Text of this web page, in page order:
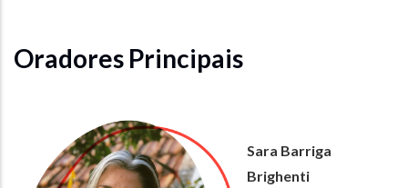
Oradores Principais
Sara Barriga
Brighenti